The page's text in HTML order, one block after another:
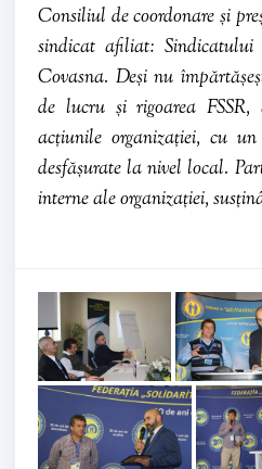
Consiliul de coordonare și
sindicat afiliat: Sindicatului
Covasna. Deși nu
de lucru și rigoarea
acțiunile organizației, cu
desfășurate la nivel local.
interne ale organizației,